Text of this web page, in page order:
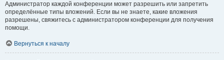
Администратор каждой конференции может разрешить или запретить
определённые типы вложений. Если вы не знаете, какие вложения
разрешены, свяжитесь с администратором конференции для получения
помощи.
Вернуться к началу